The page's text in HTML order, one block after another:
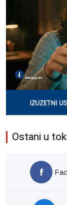
Ostani u